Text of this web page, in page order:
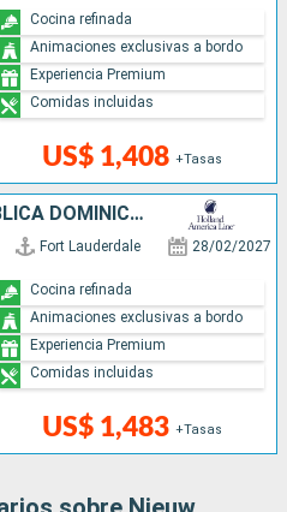
US$ 1,408 +Tasas
Cocina refinada
Animaciones exclusivas a bordo
Experiencia Premium
Comidas incluidas
ESTADOS UNIDOS, REPÚBLICA DOMINICANA, BAHAMAS, PUERTO RICO
Fort Lauderdale 28/02/2027
US$ 1,483 +Tasas
Cocina refinada
Animaciones exclusivas a bordo
Experiencia Premium
Comidas incluidas